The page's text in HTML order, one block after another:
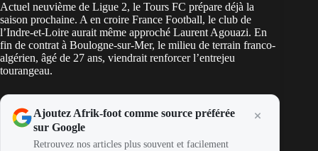
Actuel neuvième de Ligue 2, le Tours FC prépare déjà la
saison prochaine. A en croire France Football, le club de
l’Indre-et-Loire aurait même approché Laurent Agouazi. En
fin de contrat à Boulogne-sur-Mer, le milieu de terrain franco-
algérien, âgé de 27 ans, viendrait renforcer l’entrejeu
tourangeau.
Ajoutez Afrik-foot comme source préférée
sur Google
Retrouvez nos articles plus souvent et facilement